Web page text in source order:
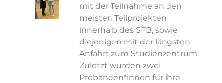
mit der Teilnahme an den
meisten Teilprojekten
innerhalb des SFB, sowie
diejenigen mit der längsten
Anfahrt zum Studienzentrum.
Zuletzt wurden zwei
Probanden*innen für ihre